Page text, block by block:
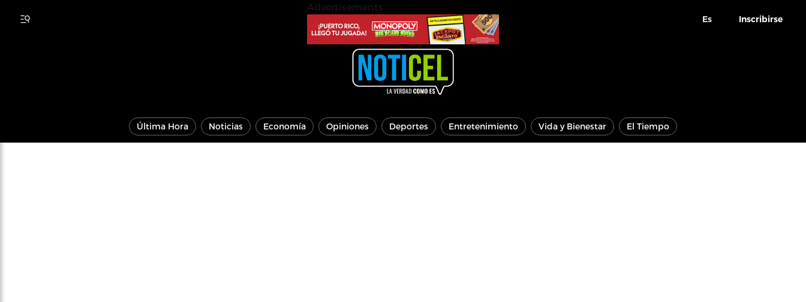
Es Inscribirse
Última Hora Noticias Economía Opiniones Deportes Entretenimiento Vida y Bienestar El Tiempo